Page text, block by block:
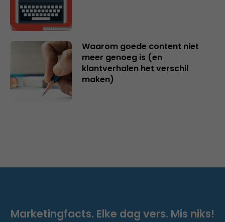
Waarom goede content niet
meer genoeg is (en
klantverhalen het verschil
maken)
Marketingfacts. Elke dag vers. Mis niks!